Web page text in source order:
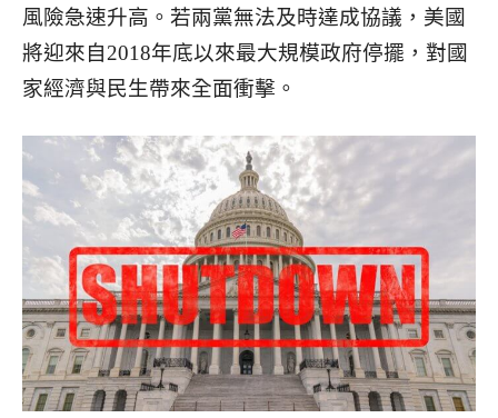
風險急速升高。若兩黨無法及時達成協議，美國
將迎來自2018年底以來最大規模政府停擺，對國
家經濟與民生帶來全面衝擊。